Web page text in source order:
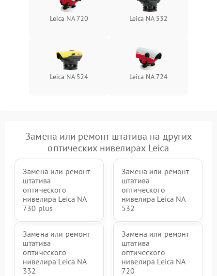
Leica NA 720 Leica NA 532
Leica NA 524 Leica NA 724
Замена или ремонт штатива на других
оптических нивелирах Leica
Замена или ремонт
штатива
оптического
нивелира Leica NA
730 plus
Замена или ремонт
штатива
оптического
нивелира Leica NA
532
Замена или ремонт
штатива
оптического
нивелира Leica NA
332
Замена или ремонт
штатива
оптического
нивелира Leica NA
720